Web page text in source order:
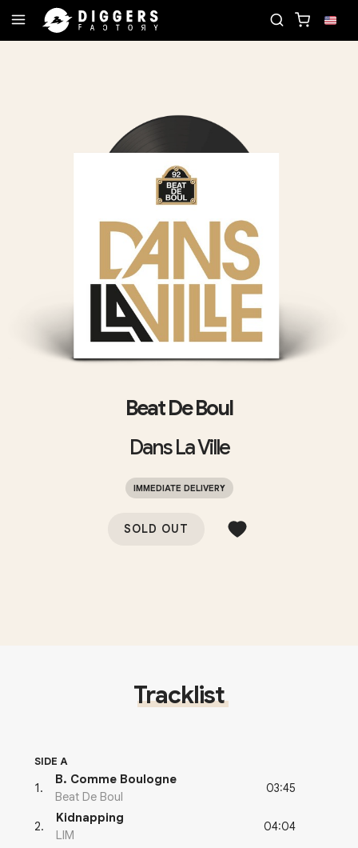
Beat De Boul
Dans La Ville
IMMEDIATE DELIVERY
SOLD OUT
Tracklist
SIDE A
1 .
B. Comme Boulogne
Beat De Boul
03:45
2.
Kidnapping
LIM
04:04